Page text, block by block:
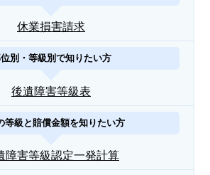
休業損害請求
別・等級別で知りたい方
後遺障害等級表
等級と賠償金額を知りたい方
障害等級認定一発計算